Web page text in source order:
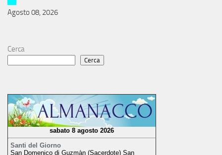
Agosto 08, 2026
Cerca
Cerca